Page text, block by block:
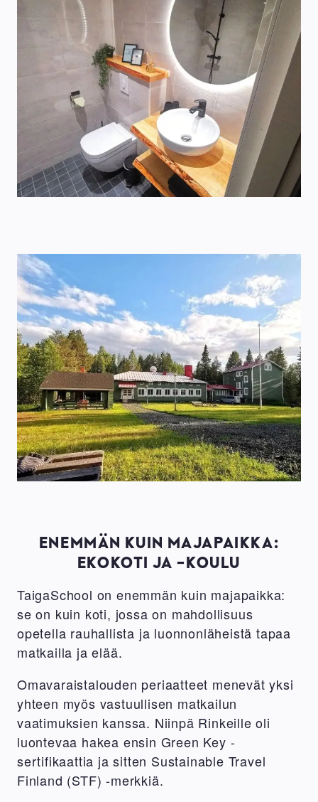
ENEMMÄN KUIN MAJAPAIKKA:
EKOKOTI JA -KOULU
TaigaSchool on enemmän kuin majapaikka:
se on kuin koti, jossa on mahdollisuus
opetella rauhallista ja luonnonläheistä tapaa
matkailla ja elää.
Omavaraistalouden periaatteet menevät yksi
yhteen myös vastuullisen matkailun
vaatimuksien kanssa. Niinpä Rinkeille oli
luontevaa hakea ensin Green Key -
sertifikaattia ja sitten Sustainable Travel
Finland (STF) -merkkiä.